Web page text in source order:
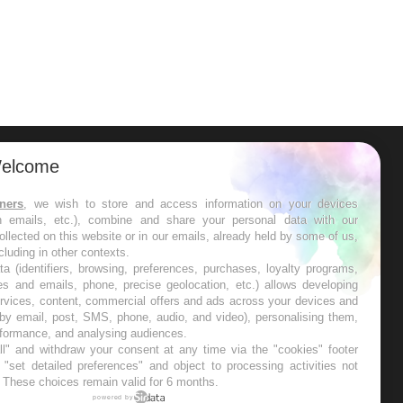
les semaines les meilleures
, we wish to store and access information on your devices
emails, etc.), combine and share your personal data with our
on this website or in our emails, already held by some of us,
in other contexts.
(identifiers, browsing, preferences, purchases, loyalty programs,
and emails, phone, precise geolocation, etc.) allows developing
content, commercial offers and ads across your devices and
email, post, SMS, phone, audio, and video), personalising them,
and analysing audiences.
and withdraw your consent at any time via the "cookies" footer
detailed preferences" and object to processing activities not
choices remain valid for 6 months.
powered by